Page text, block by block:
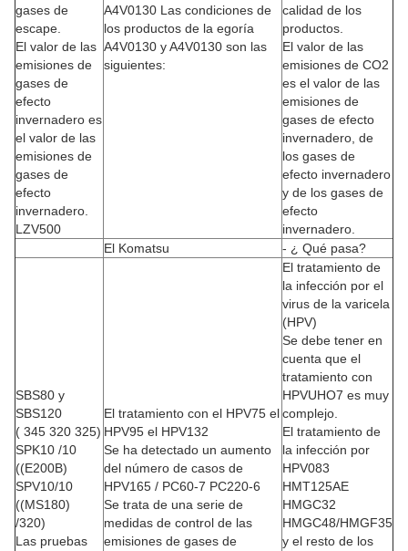
gases de
escape.
El valor de las
emisiones de
gases de
efecto
invernadero es
el valor de las
emisiones de
gases de
efecto
invernadero.
LZV500
A4V0130 Las condiciones de
los productos de la egoría
A4V0130 y A4V0130 son las
siguientes:
calidad de los
productos.
El valor de las
emisiones de CO2
es el valor de las
emisiones de
gases de efecto
invernadero, de
los gases de
efecto invernadero
y de los gases de
efecto
invernadero.
El Komatsu
- ¿ Qué pasa?
SBS80 y
SBS120
( 345 320 325)
SPK10 /10
((E200B)
SPV10/10
((MS180)
/320)
Las pruebas
El tratamiento con el HPV75 el
HPV95 el HPV132
Se ha detectado un aumento
del número de casos de
HPV165 / PC60-7 PC220-6
Se trata de una serie de
medidas de control de las
emisiones de gases de
El tratamiento de
la infección por el
virus de la varicela
(HPV)
Se debe tener en
cuenta que el
tratamiento con
HPVUHO7 es muy
complejo.
El tratamiento de
la infección por
HPV083
HMT125AE
HMGC32
HMGC48/HMGF35
y el resto de los